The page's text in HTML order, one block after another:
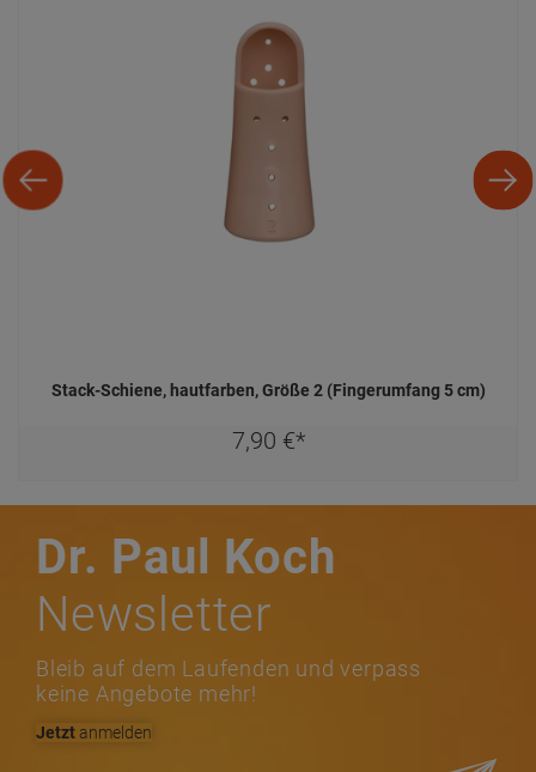
Stack-Schiene, hautfarben, Größe 2 (Fingerumfang 5 cm)
7,90 €*
Dr. Paul Koch
Newsletter
Bleib auf dem Laufenden und verpass
keine Angebote mehr!
Jetztanmelden